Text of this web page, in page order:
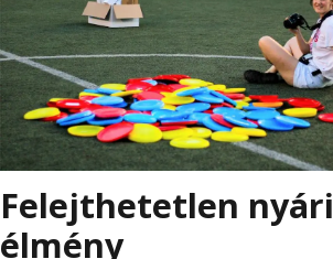
Felejthetetlen nyári
élmény